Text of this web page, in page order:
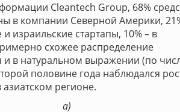
Cleantech Group, 68%
в компании Северной Америки,
израильские стартапы, 10% – в
схожее распределение
и в натуральном выражении (по
половине года наблюдался
азиатском регионе.
a)